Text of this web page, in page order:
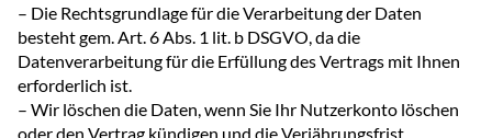
– Die Rechtsgrundlage für die Verarbeitung der Daten
besteht gem. Art. 6 Abs. 1 lit. b DSGVO, da die
Datenverarbeitung für die Erfüllung des Vertrags mit Ihnen
erforderlich ist.
– Wir löschen die Daten, wenn Sie Ihr Nutzerkonto löschen
oder den Vertrag kündigen und die Verjährungsfrist